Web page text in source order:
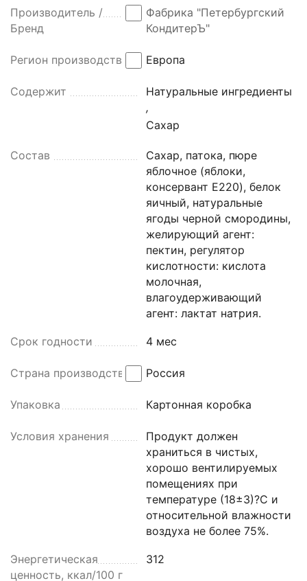
Производитель /
Бренд
Фабрика "Петербургский
КондитерЪ"
Регион производства Европа
Содержит
Натуральные ингредиенты
,
Сахар
Состав
Сахар, патока, пюре
яблочное (яблоки,
консервант E220), белок
яичный, натуральные
ягоды черной смородины,
желирующий агент:
пектин, регулятор
кислотности: кислота
молочная,
влагоудерживающий
агент: лактат натрия.
Срок годности 4 мес
Страна производства Россия
Упаковка Картонная коробка
Условия хранения
Продукт должен
храниться в чистых,
хорошо вентилируемых
помещениях при
температуре (18±3)?С и
относительной влажности
воздуха не более 75%.
Энергетическая
ценность, ккал/100 г
312